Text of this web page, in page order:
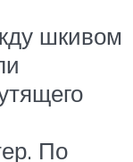
шкивом
По